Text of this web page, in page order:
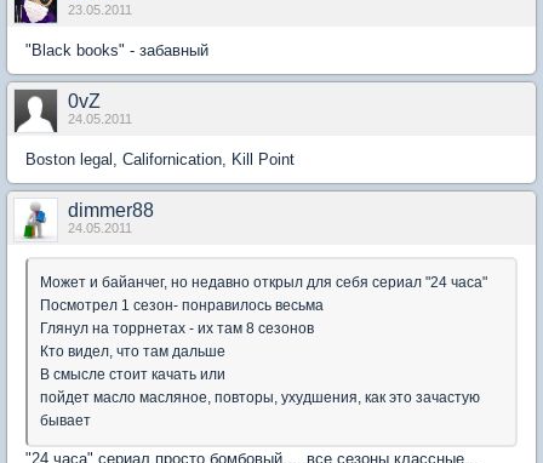
23.05.2011
"Black books" - забавный
0vZ
24.05.2011
Boston legal, Californication, Kill Point
dimmer88
24.05.2011
Может и байанчег, но недавно открыл для себя сериал "24 часа"
Посмотрел 1 сезон- понравилось весьма
Глянул на торрнетах - их там 8 сезонов
Кто видел, что там дальше
В смысле стоит качать или
пойдет масло масляное, повторы, ухудшения, как это зачастую
бывает
"24 часа" сериал просто бомбовый.....все сезоны классные...